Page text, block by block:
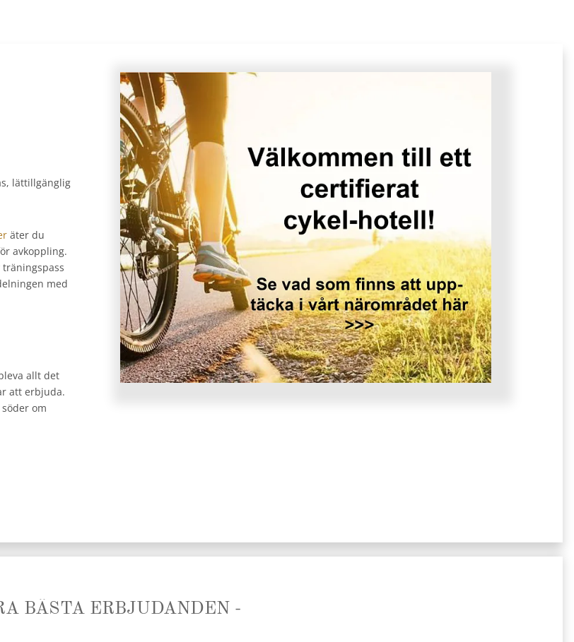
lättillgänglig
äter du
avkoppling.
med
allt det
att erbjuda.
om
BÄSTA ERBJUDANDEN -